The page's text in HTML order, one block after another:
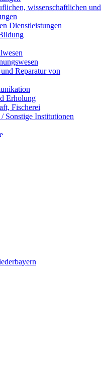
wissenschaftlichen und
Dienstleistungen
Reparatur von
Erholung
Fischerei
Sonstige Institutionen